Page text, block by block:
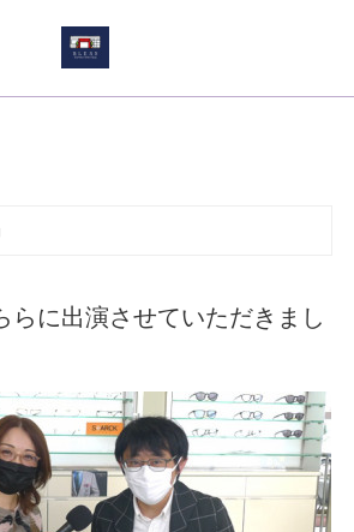
らに出演させていただきまし